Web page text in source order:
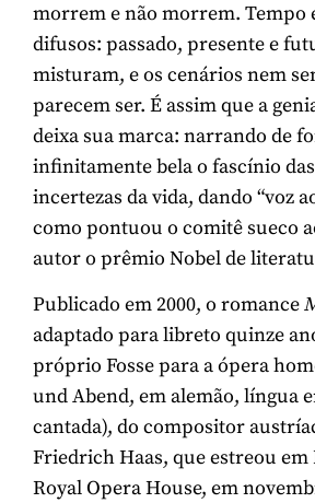
morrem e não morrem. Tempo
difusos: passado, presente e
misturam, e os cenários nem
parecem ser. É assim que a
deixa sua marca: narrando de
infinitamente bela o fascínio
incertezas da vida, dando “voz
como pontuou o comitê sueco
autor o prêmio Nobel de
Publicado em 2000, o romance
adaptado para libreto quinze
próprio Fosse para a ópera
und Abend, em alemão, língua
cantada), do compositor
Friedrich Haas, que estreou
Royal Opera House, em